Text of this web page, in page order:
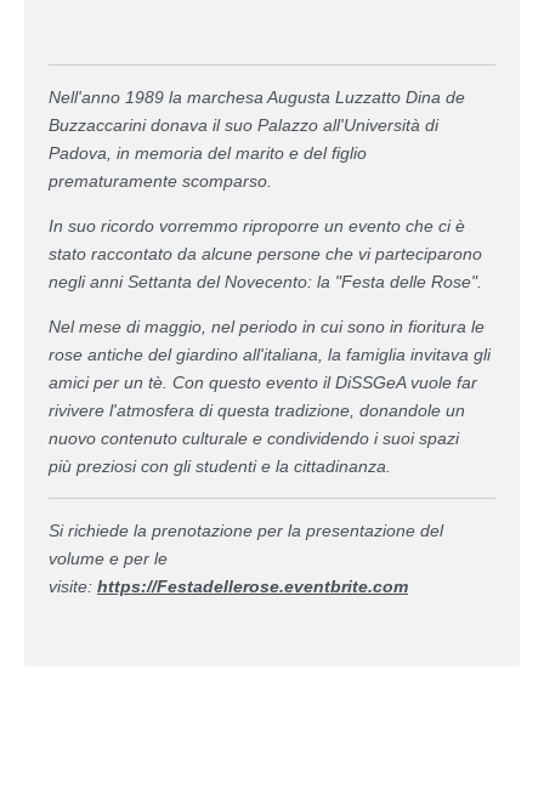
Nell'anno 1989 la marchesa Augusta Luzzatto Dina de
Buzzaccarini donava il suo Palazzo all'Università di
Padova, in memoria del marito e del figlio
prematuramente scomparso.
In suo ricordo vorremmo riproporre un evento che ci è
stato raccontato da alcune persone che vi parteciparono
negli anni Settanta del Novecento: la "Festa delle Rose".
Nel mese di maggio, nel periodo in cui sono in fioritura le
rose antiche del giardino all'italiana, la famiglia invitava gli
amici per un tè. Con questo evento il DiSSGeA vuole far
rivivere l'atmosfera di questa tradizione, donandole un
nuovo contenuto culturale e condividendo i suoi spazi
più preziosi con gli studenti e la cittadinanza.
Si richiede la prenotazione per la presentazione del
volume e per le
visite: https://Festadellerose.eventbrite.com